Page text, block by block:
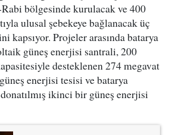
bölgesinde kurulacak ve 400
ulusal şebekeye bağlanacak üç
kapsıyor. Projeler arasında batarya
güneş enerjisi santrali, 200
desteklenen 274 megavat
enerjisi tesisi ve batarya
ikinci bir güneş enerjisi